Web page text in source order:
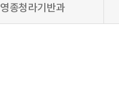
영종청라기반과